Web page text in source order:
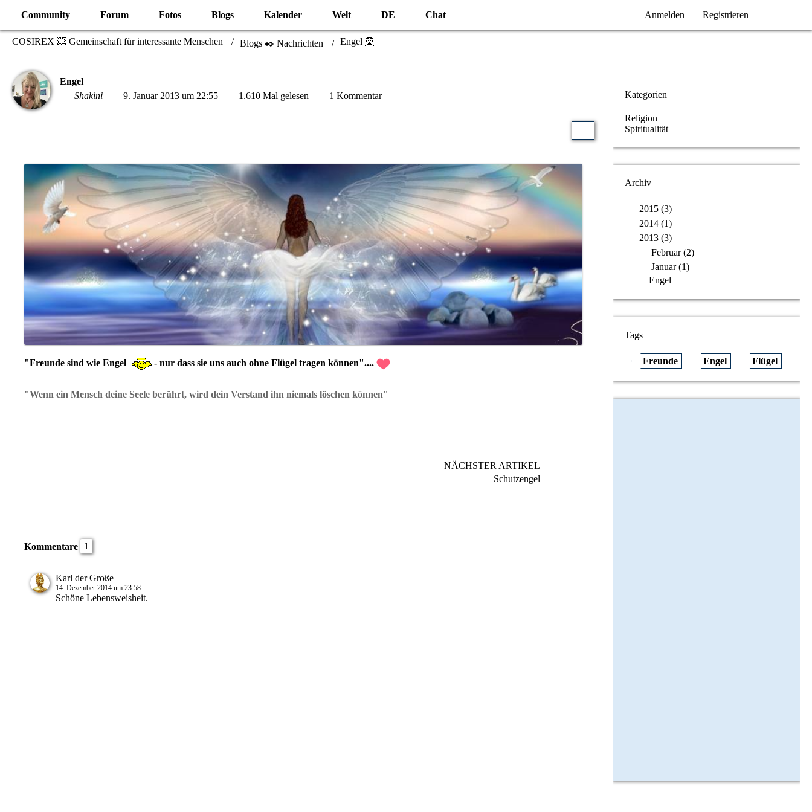
Community Forum Fotos Blogs Kalender Welt DE Chat Anmelden Registrieren
COSIREX 💥 Gemeinschaft für interessante Menschen Blogs ✒️ Nachrichten Engel 🧝
Engel
Shakini
9. Januar 2013 um 22:55 1.610 Mal gelesen 1 Kommentar
"Freunde sind wie Engel - nur dass sie uns auch ohne Flügel tragen können"....
"Wenn ein Mensch deine Seele berührt, wird dein Verstand ihn niemals löschen können"
NÄCHSTER ARTIKEL
Schutzengel
Kommentare 1
Karl der Große
14. Dezember 2014 um 23:58
Schöne Lebensweisheit.
Kategorien
Religion
Spiritualität
Archiv
2015 (3)
2014 (1)
2013 (3)
Februar (2)
Januar (1)
Engel
Tags
Freunde Engel Flügel